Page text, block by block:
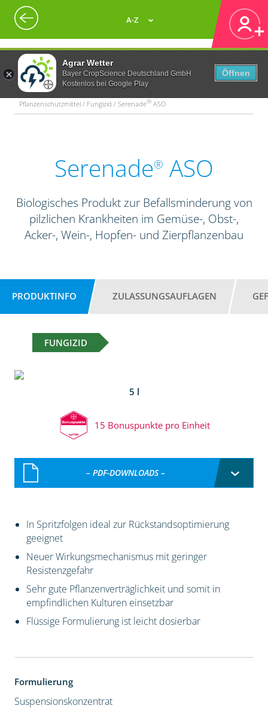
Agrar Wetter
Bayer CropScience Deutschland GmbH
Kostenlos bei Google Play
Öffnen
A-Z
Pflanzenschutzmittel / Fungizid / Serenade® ASO
Serenade® ASO
Biologisches Produkt zur Befallsminderung von
pilzlichen Krankheiten im Gemüse-, Obst-,
Acker-, Wein-, Hopfen- und Zierpflanzenbau
PRODUKTINFO ZULASSUNGSAUFLAGEN
FUNGIZID
5 l
15 Bonuspunkte pro Einheit
– PDF-DOWNLOADS –
In Spritzfolgen ideal zur Rückstandsoptimierung
geeignet
Neuer Wirkungsmechanismus mit geringer
Resistenzgefahr
Sehr gute Pflanzenverträglichkeit und somit in
empfindlichen Kulturen einsetzbar
Flüssige Formulierung ist leicht dosierbar
Formulierung
Suspensionskonzentrat